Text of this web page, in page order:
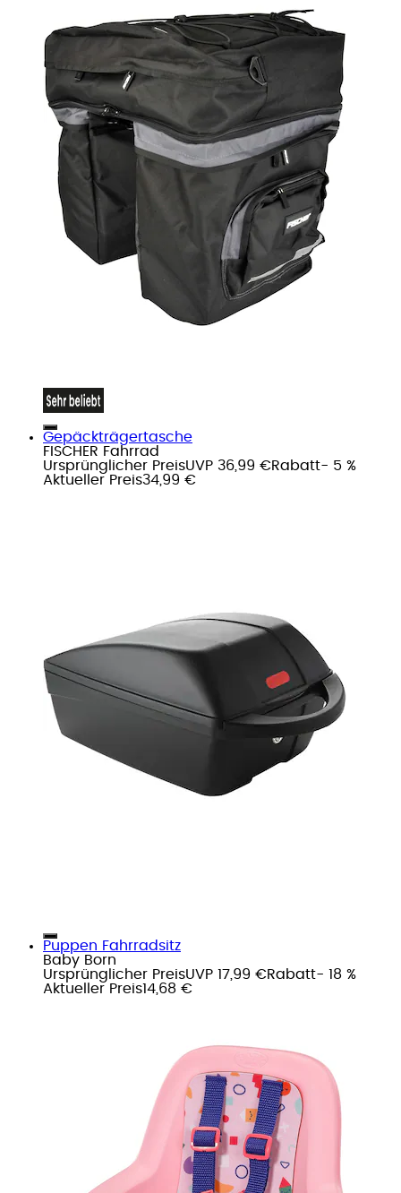
Gepäckträgertasche
FISCHER Fahrrad
Ursprünglicher PreisUVP 36,99 €Rabatt- 5 %
Aktueller Preis34,99 €
Puppen Fahrradsitz
Baby Born
Ursprünglicher PreisUVP 17,99 €Rabatt- 18 %
Aktueller Preis14,68 €